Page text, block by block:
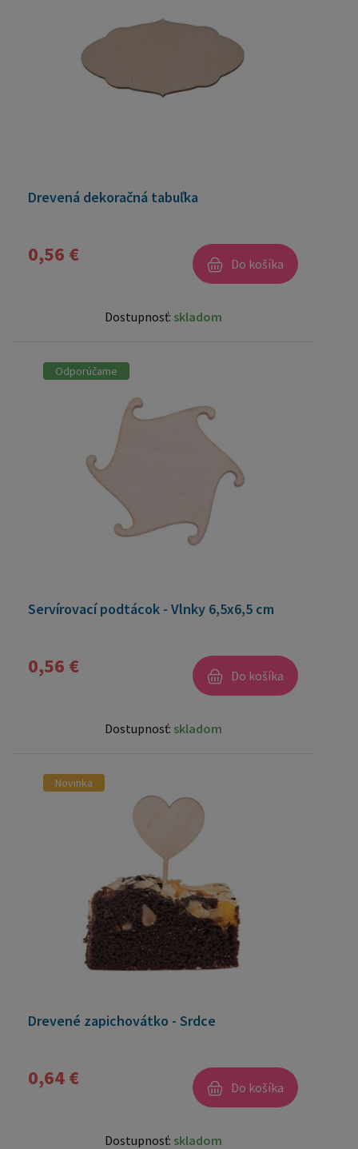
Drevená dekoračná tabuľka
0,56 € Do košíka
Dostupnosť: skladom
Odporúčame
Servírovací podtácok - Vlnky 6,5x6,5 cm
0,56 € Do košíka
Dostupnosť: skladom
Novinka
Drevené zapichovátko - Srdce
0,64 € Do košíka
Dostupnosť: skladom